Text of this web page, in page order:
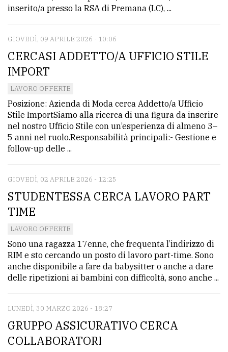
inserito/a presso la RSA di Premana (LC), ...
GIOVEDÌ, 09 APRILE 2026 - 10:06
CERCASI ADDETTO/A UFFICIO STILE
IMPORT
LAVORO OFFERTE
Posizione: Azienda di Moda cerca Addetto/a Ufficio
Stile ImportSiamo alla ricerca di una figura da inserire
nel nostro Ufficio Stile con un’esperienza di almeno 3–
5 anni nel ruolo.Responsabilità principali:- Gestione e
follow-up delle ...
GIOVEDÌ, 02 APRILE 2026 - 12:25
STUDENTESSA CERCA LAVORO PART
TIME
LAVORO OFFERTE
Sono una ragazza 17enne, che frequenta l’indirizzo di
RIM e sto cercando un posto di lavoro part-time. Sono
anche disponibile a fare da babysitter o anche a dare
delle ripetizioni ai bambini con difficoltà, sono anche ...
LUNEDÌ, 30 MARZO 2026 - 18:27
GRUPPO ASSICURATIVO CERCA
COLLABORATORI